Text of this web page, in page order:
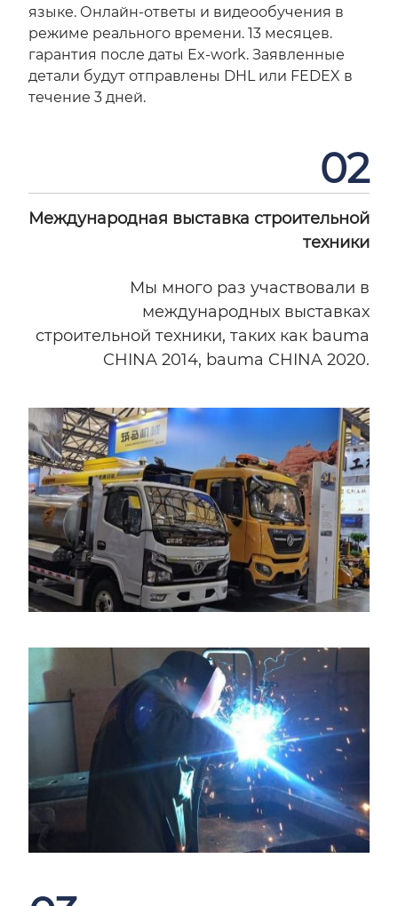
языке. Онлайн-ответы и видеообучения в
режиме реального времени. 13 месяцев.
гарантия после даты Ex-work. Заявленные
детали будут отправлены DHL или FEDEX в
течение 3 дней.
02
Международная выставка строительной
техники
Мы много раз участвовали в
международных выставках
строительной техники, таких как bauma
CHINA 2014, bauma CHINA 2020.